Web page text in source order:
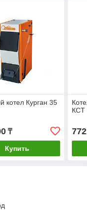
котел Курган 35
₸
Купить
КСТ